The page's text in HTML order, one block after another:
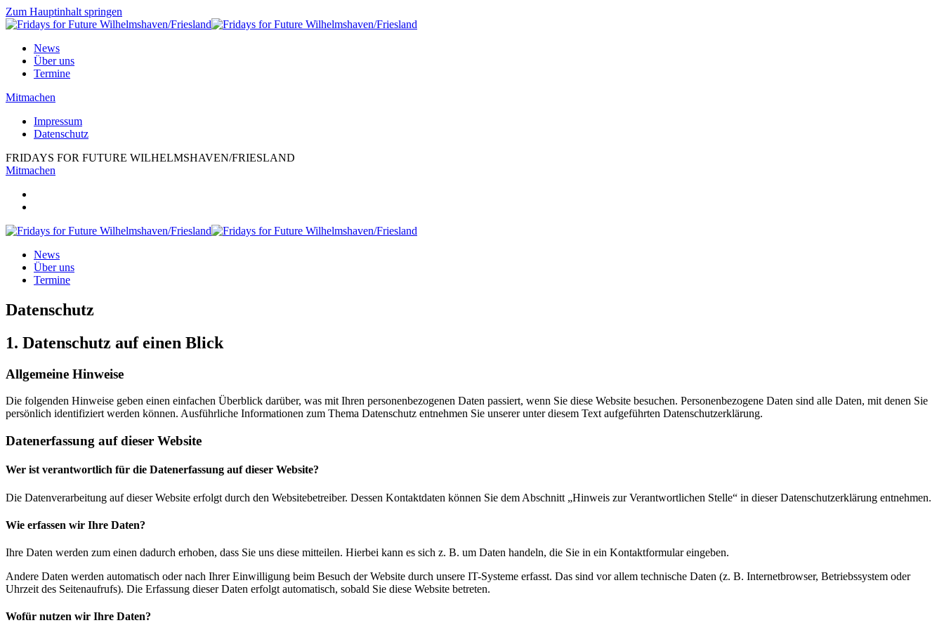
Zum Hauptinhalt springen
News
Über uns
Termine
Mitmachen
Impressum
Datenschutz
FRIDAYS FOR FUTURE WILHELMSHAVEN/FRIESLAND
Mitmachen
News
Über uns
Termine
Datenschutz
1. Datenschutz auf einen Blick
Allgemeine Hinweise
Die folgenden Hinweise geben einen einfachen Überblick darüber, was mit Ihren personenbezogenen Daten passiert, wenn Sie diese Website besuchen. Personenbezogene Daten sind alle Daten, mit denen Sie
persönlich identifiziert werden können. Ausführliche Informationen zum Thema Datenschutz entnehmen Sie unserer unter diesem Text aufgeführten Datenschutzerklärung.
Datenerfassung auf dieser Website
Wer ist verantwortlich für die Datenerfassung auf dieser Website?
Die Datenverarbeitung auf dieser Website erfolgt durch den Websitebetreiber. Dessen Kontaktdaten können Sie dem Abschnitt „Hinweis zur Verantwortlichen Stelle“ in dieser Datenschutzerklärung entnehmen.
Wie erfassen wir Ihre Daten?
Ihre Daten werden zum einen dadurch erhoben, dass Sie uns diese mitteilen. Hierbei kann es sich z. B. um Daten handeln, die Sie in ein Kontaktformular eingeben.
Andere Daten werden automatisch oder nach Ihrer Einwilligung beim Besuch der Website durch unsere IT-Systeme erfasst. Das sind vor allem technische Daten (z. B. Internetbrowser, Betriebssystem oder
Uhrzeit des Seitenaufrufs). Die Erfassung dieser Daten erfolgt automatisch, sobald Sie diese Website betreten.
Wofür nutzen wir Ihre Daten?